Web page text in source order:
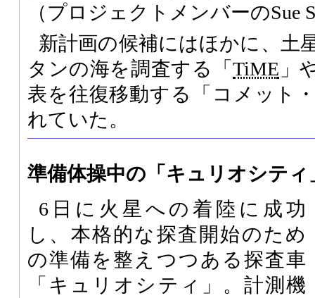
（プロジェクトメンバーのSue
新計画の候補にはほかに、土
タンの海を調査する「TiME 」
表を往復移動する「コメット
れていた。
準備体操中の「キュリオシティ
6日に火星への着陸に成功
し、本格的な探査開始のため
の準備を整えつつある探査車
「キュリオシティ」。計測機